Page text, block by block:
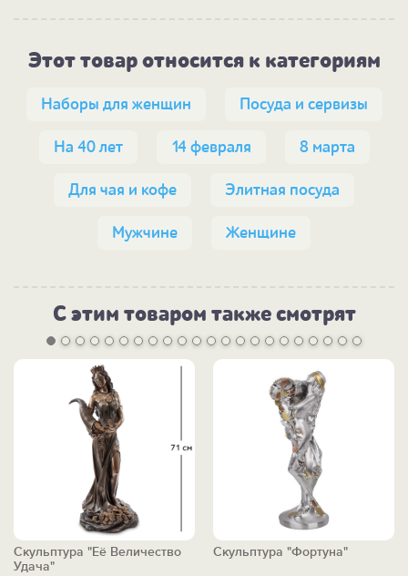
Этот товар относится к категориям
Наборы для женщин Посуда и сервизы
На 40 лет 14 февраля 8 марта
Для чая и кофе Элитная посуда
Мужчине Женщине
С этим товаром также смотрят
Скульптура "Её Величество
Удача"
Скульптура "Фортуна"